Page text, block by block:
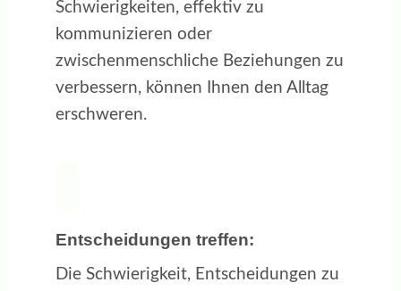
Schwierigkeiten, effektiv zu
kommunizieren oder
zwischenmenschliche Beziehungen zu
verbessern, können Ihnen den Alltag
erschweren.
Entscheidungen treffen:
Die Schwierigkeit, Entscheidungen zu